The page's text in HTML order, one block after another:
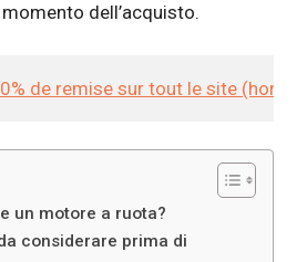
dell’acquisto.
de remise sur tout le site (hors
un motore a ruota?
considerare prima di